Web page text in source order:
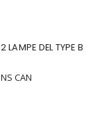
DEL TYPE B
CAN